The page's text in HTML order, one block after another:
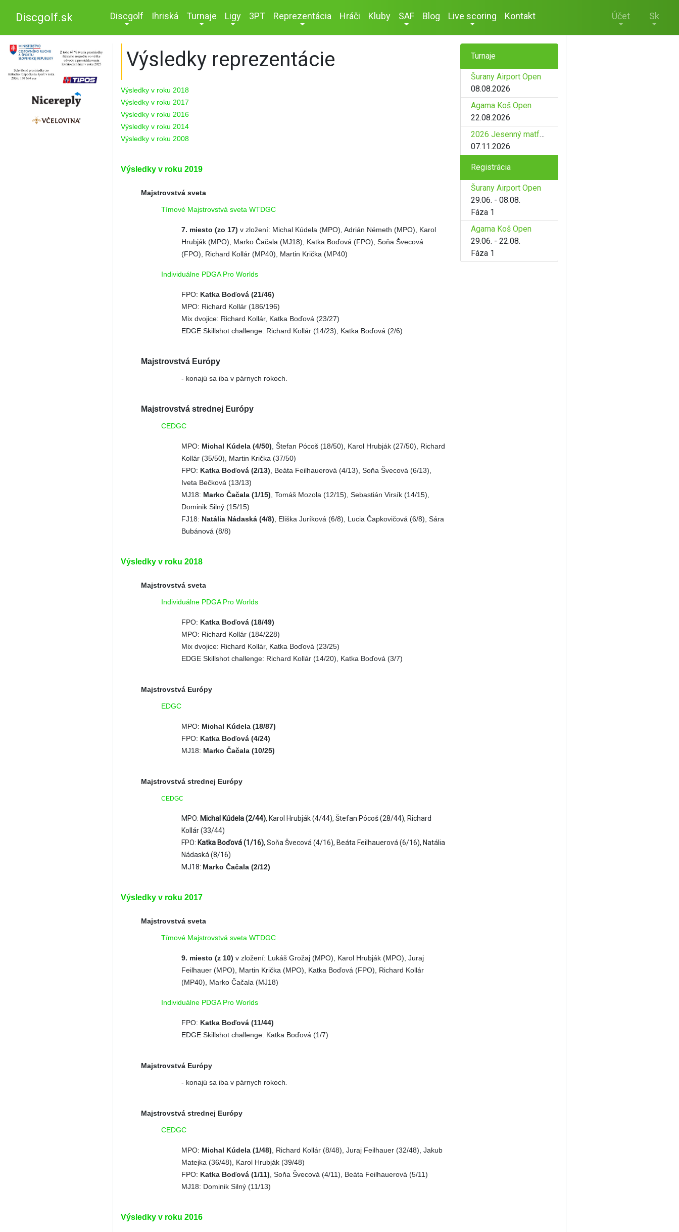
Discgolf.sk Discgolf Ihriská Turnaje Ligy 3PT Reprezentácia Hráči Kluby SAF Blog Live scoring Kontakt Účet Sk
Výsledky reprezentácie
Výsledky v roku 2018
Výsledky v roku 2017
Výsledky v roku 2016
Výsledky v roku 2014
Výsledky v roku 2008
Výsledky v roku 2019
Majstrovstvá sveta
Tímové Majstrovstvá sveta WTDGC
7. miesto (zo 17) v zložení: Michal Kúdela (MPO), Adrián Németh (MPO), Karol
Hrubják (MPO), Marko Čačala (MJ18), Katka Boďová (FPO), Soňa Švecová
(FPO), Richard Kollár (MP40), Martin Krička (MP40)
Individuálne PDGA Pro Worlds
FPO: Katka Boďová (21/46)
MPO: Richard Kollár (186/196)
Mix dvojice: Richard Kollár, Katka Boďová (23/27)
EDGE Skillshot challenge: Richard Kollár (14/23), Katka Boďová (2/6)
Majstrovstvá Európy
- konajú sa iba v párnych rokoch.
Majstrovstvá strednej Európy
CEDGC
MPO: Michal Kúdela (4/50) , Štefan Pócoš (18/50), Karol Hrubják (27/50), Richard
Kollár (35/50), Martin Krička (37/50)
FPO: Katka Boďová (2/13) , Beáta Feilhauerová (4/13), Soňa Švecová (6/13),
Iveta Bečková (13/13)
MJ18: Marko Čačala (1/15) , Tomáš Mozola (12/15), Sebastián Virsík (14/15),
Dominik Silný (15/15)
FJ18: Natália Nádaská (4/8) , Eliška Juríková (6/8), Lucia Čapkovičová (6/8), Sára
Bubánová (8/8)
Výsledky v roku 2018
Majstrovstvá sveta
Individuálne PDGA Pro Worlds
FPO: Katka Boďová (18/49)
MPO: Richard Kollár (184/228)
Mix dvojice: Richard Kollár, Katka Boďová (23/25)
EDGE Skillshot challenge: Richard Kollár (14/20), Katka Boďová (3/7)
Majstrovstvá Európy
EDGC
MPO: Michal Kúdela (18/87)
FPO: Katka Boďová (4/24)
MJ18: Marko Čačala (10/25)
Majstrovstvá strednej Európy
CEDGC
MPO: Michal Kúdela (2/44), Karol Hrubják (4/44), Štefan Pócoš (28/44), Richard
Kollár (33/44)
FPO: Katka Boďová (1/16), Soňa Švecová (4/16), Beáta Feilhauerová (6/16), Natália
Nádaská (8/16)
MJ18: Marko Čačala (2/12)
Výsledky v roku 2017
Majstrovstvá sveta
Tímové Majstrovstvá sveta WTDGC
9. miesto (z 10) v zložení: Lukáš Grožaj (MPO), Karol Hrubják (MPO), Juraj
Feilhauer (MPO), Martin Krička (MPO), Katka Boďová (FPO), Richard Kollár
(MP40), Marko Čačala (MJ18)
Individuálne PDGA Pro Worlds
FPO: Katka Boďová (11/44)
EDGE Skillshot challenge: Katka Boďová (1/7)
Majstrovstvá Európy
- konajú sa iba v párnych rokoch.
Majstrovstvá strednej Európy
CEDGC
MPO: Michal Kúdela (1/48) , Richard Kollár (8/48), Juraj Feilhauer (32/48), Jakub
Matejka (36/48), Karol Hrubják (39/48)
FPO: Katka Boďová (1/11) , Soňa Švecová (4/11), Beáta Feilhauerová (5/11)
MJ18: Dominik Silný (11/13)
Výsledky v roku 2016
Turnaje
Šurany Airport Open
08.08.2026
Agama Koš Open
22.08.2026
2026 Jesenný matfyz
07.11.2026
Registrácia
Šurany Airport Open
29.06. - 08.08.
Fáza 1
Agama Koš Open
29.06. - 22.08.
Fáza 1